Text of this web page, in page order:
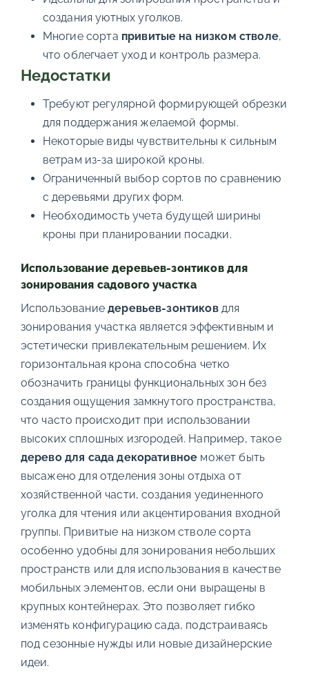
создания уютных уголков.
Многие сорта привитые на низком стволе,
что облегчает уход и контроль размера.
Недостатки
Требуют регулярной формирующей обрезки
для поддержания желаемой формы.
Некоторые виды чувствительны к сильным
ветрам из-за широкой кроны.
Ограниченный выбор сортов по сравнению
с деревьями других форм.
Необходимость учета будущей ширины
кроны при планировании посадки.
Использование деревьев-зонтиков для
зонирования садового участка
Использованиедеревьев-зонтиковдля
зонирования участка является эффективным и
эстетически привлекательным решением. Их
горизонтальная крона способна четко
обозначить границы функциональных зон без
создания ощущения замкнутого пространства,
что часто происходит при использовании
высоких сплошных изгородей. Например, такое
дерево для сада декоративное может быть
высажено для отделения зоны отдыха от
хозяйственной части, создания уединенного
уголка для чтения или акцентирования входной
группы. Привитые на низком стволе сорта
особенно удобны для зонирования небольших
пространств или для использования в качестве
мобильных элементов, если они выращены в
крупных контейнерах. Это позволяет гибко
изменять конфигурацию сада, подстраиваясь
под сезонные нужды или новые дизайнерские
идеи.